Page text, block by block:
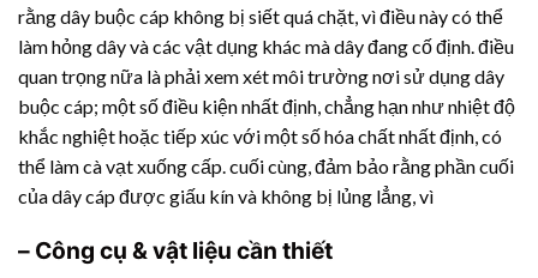
rằng dây buộc cáp không bị siết quá chặt, vì điều này có thể
làm hỏng dây và các vật dụng khác mà dây đang cố định. điều
quan trọng nữa là phải xem xét môi trường nơi sử dụng dây
buộc cáp; một số điều kiện nhất định, chẳng hạn như nhiệt độ
khắc nghiệt hoặc tiếp xúc với một số hóa chất nhất định, có
thể làm cà vạt xuống cấp. cuối cùng, đảm bảo rằng phần cuối
của dây cáp được giấu kín và không bị lủng lẳng, vì
– Công cụ & vật liệu cần thiết